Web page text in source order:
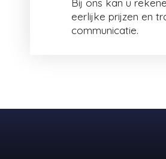
Bij ons kan u
eerlijke prijzen en
communicatie.